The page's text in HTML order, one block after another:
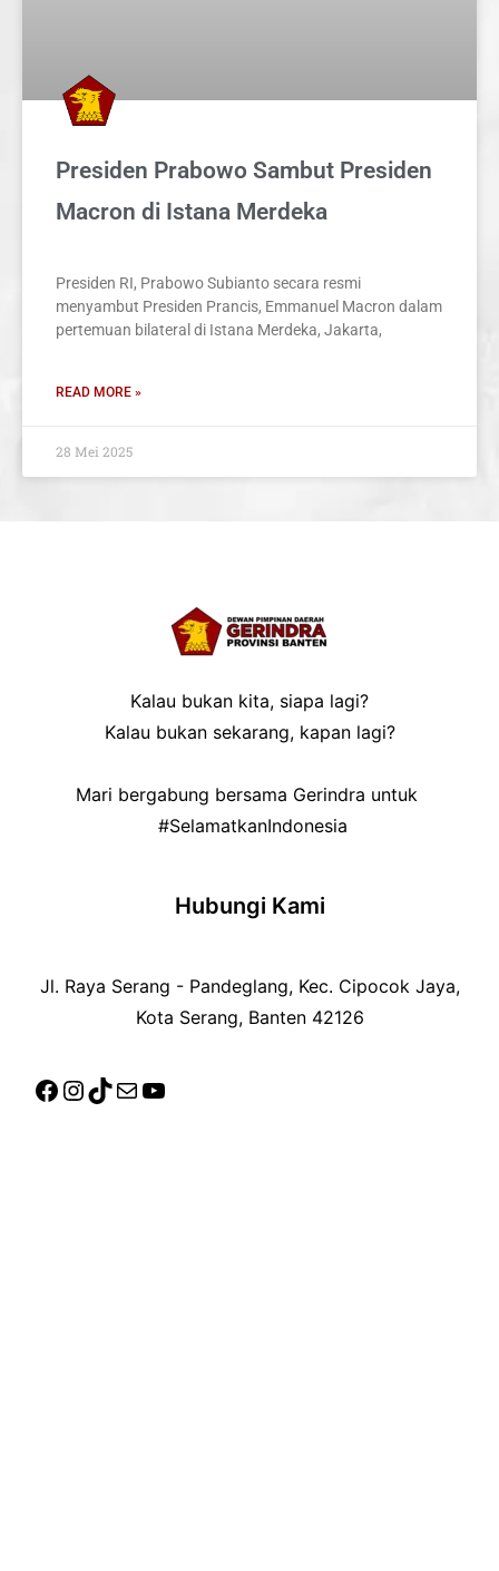
Presiden Prabowo Sambut Presiden
Macron di Istana Merdeka
Presiden RI, Prabowo Subianto secara resmi
menyambut Presiden Prancis, Emmanuel Macron dalam
pertemuan bilateral di Istana Merdeka, Jakarta,
READ MORE »
28 Mei 2025
Kalau bukan kita, siapa lagi?
Kalau bukan sekarang, kapan lagi?
Mari bergabung bersama Gerindra untuk
#SelamatkanIndonesia
Hubungi Kami
Jl. Raya Serang - Pandeglang, Kec. Cipocok Jaya,
Kota Serang, Banten 42126